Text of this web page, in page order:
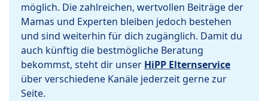
möglich. Die zahlreichen, wertvollen Beiträge der
Mamas und Experten bleiben jedoch bestehen
und sind weiterhin für dich zugänglich. Damit du
auch künftig die bestmögliche Beratung
bekommst, steht dir unser HiPP Elternservice
über verschiedene Kanäle jederzeit gerne zur
Seite.